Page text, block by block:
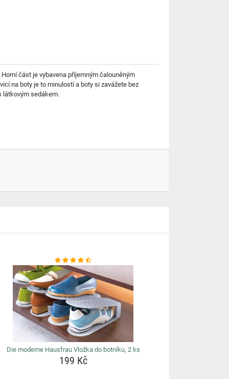
část je vybavena příjemným čalouněným
na boty je to minulostí a boty si zavážete bez
látkovým sedákem.
Die moderne Hausfrau Vložka do botníku, 2 ks
199 Kč